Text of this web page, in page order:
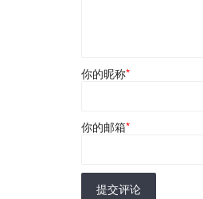
你的昵称*
你的邮箱*
提交评论